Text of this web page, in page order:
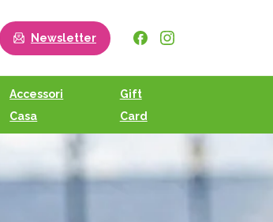
Newsletter
Accessori
Casa
Gift
Card